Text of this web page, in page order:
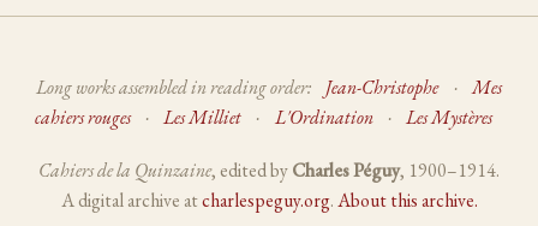
Long works assembled in reading order: Jean-Christophe · Mes
cahiers rouges
· Les Milliet · L'Ordination · Les Mystères
Cahiers de la Quinzaine, edited byCharles Péguy, 1900–1914.
A digital archive atcharlespeguy.org.About this archive.